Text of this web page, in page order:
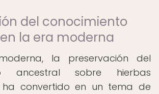
del conocimiento
la era moderna
la preservación del
ancestral sobre hierbas
ha convertido en un tema de